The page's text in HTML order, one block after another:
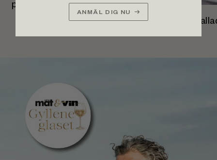
ANMÄL DIG NU
persilja